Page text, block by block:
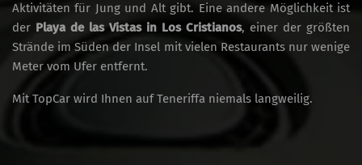
Aktivitäten für Jung und Alt gibt. Eine andere Möglichkeit ist
der Playa de las Vistas in Los Cristianos, einer der größten
Strände im Süden der Insel mit vielen Restaurants nur wenige
Meter vom Ufer entfernt.
Mit TopCar wird Ihnen auf Teneriffa niemals langweilig.